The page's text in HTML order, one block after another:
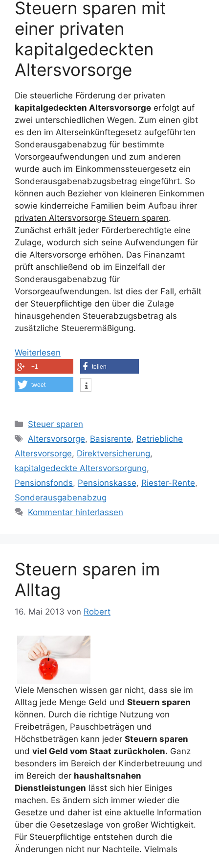
Steuern sparen mit
einer privaten
kapitalgedeckten
Altersvorsorge
Die steuerliche Förderung der privaten
kapitalgedeckten Altersvorsorge erfolgt auf
zwei unterschiedlichen Wegen. Zum einen gibt
es den im Alterseinkünftegesetz aufgeführten
Sonderausgabenabzug für bestimmte
Vorsorgeaufwendungen und zum anderen
wurde auch im Einkommenssteuergesetz ein
Sonderausgabenabzugsbetrag eingeführt. So
können auch Bezieher von kleineren Einkommen
sowie kinderreiche Familien beim Aufbau ihrer
privaten Altersvorsorge Steuern sparen.
Zunächst erhält jeder Förderberechtigte eine
Zulage, wodurch sich seine Aufwendungen für
die Altersvorsorge erhöhen. Das Finanzamt
prüft anschließend ob im Einzelfall der
Sonderausgabenabzug für
Vorsorgeaufwendungen. Ist dies der Fall, erhält
der Steuerpflichtige den über die Zulage
hinausgehenden Steuerabzugsbetrag als
zusätzliche Steuerermäßigung.
Weiterlesen
+1 teilen
tweet
Kategorien
Steuer sparen
Schlagwörter
Altersvorsorge, Basisrente, Betriebliche
Altersvorsorge, Direktversicherung,
kapitalgedeckte Altersvorsorgung,
Pensionsfonds, Pensionskasse, Riester-Rente,
Sonderausgabenabzug
Kommentar hinterlassen
Steuern sparen im
Alltag
16. Mai 2013 von Robert
Viele Menschen wissen gar nicht, dass sie im
Alltag jede Menge Geld und Steuern sparen
können. Durch die richtige Nutzung von
Freibeträgen, Pauschbeträgen und
Höchstbeträgen kann jeder Steuern sparen
und viel Geld vom Staat zurückholen. Ganz
besonders im Bereich der Kinderbetreuung und
im Bereich der haushaltsnahen
Dienstleistungen lässt sich hier Einiges
machen. Es ändern sich immer wieder die
Gesetze und daher ist eine aktuelle Information
über die Gesetzeslage von großer Wichtigkeit.
Für Steuerpflichtige entstehen durch die
Änderungen nicht nur Nachteile. Vielmals